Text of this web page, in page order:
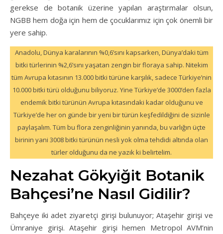
gerekse de botanik üzerine yapılan araştırmalar olsun,
NGBB hem doğa için hem de çocuklarımız için çok önemli bir
yere sahip.
Anadolu, Dünya karalarının %0,6’sını kapsarken, Dünya’daki tüm
bitki türlerinin %2,6’sını yaşatan zengin bir floraya sahip. Nitekim
tüm Avrupa kıtasının 13.000 bitki türüne karşılık, sadece Türkiye’nin
10.000 bitki türü olduğunu biliyoruz. Yine Türkiye’de 3000’den fazla
endemik bitki türünün Avrupa kıtasındaki kadar olduğunu ve
Türkiye’de her on günde bir yeni bir türün keşfedildiğini de sizinle
paylaşalım. Tüm bu flora zenginliğinin yanında, bu varlığın üçte
birinin yani 3008 bitki türünün nesli yok olma tehdidi altında olan
türler olduğunu da ne yazık ki belirtelim.
Nezahat Gökyiğit Botanik
Bahçesi’ne Nasıl Gidilir?
Bahçeye iki adet ziyaretçi girişi bulunuyor; Ataşehir girişi ve
Ümraniye girişi. Ataşehir girişi hemen Metropol AVM’nin